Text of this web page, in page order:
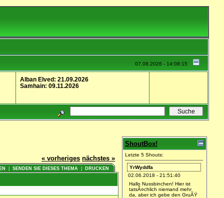
07.08.2026 - 14:08:15
Alban Elved: 21.09.2026
Samhain: 09.11.2026
« vorheriges nächstes »
|SENDEN SIE DIESES THEMA DRUCKEN
ShoutBox!
Letzte 5 Shouts:
YrWyddfa
02.06.2018 - 21:51:40
Hallo Nussbinchen! Hier ist
tatsÃ¤chlich niemand mehr
da, aber ich gebe den GruÃŸ